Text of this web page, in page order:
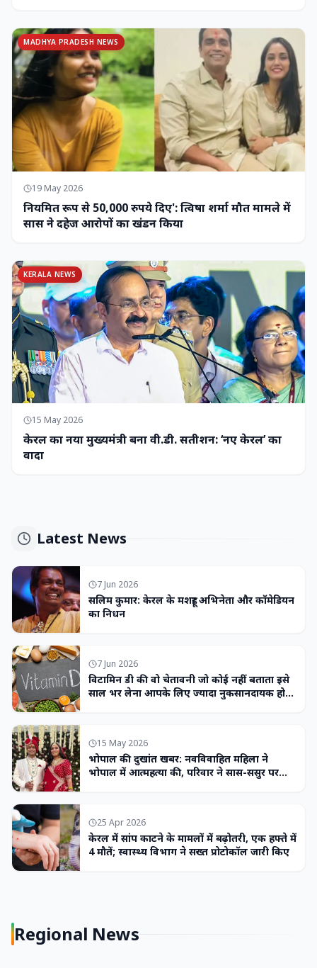
MADHYA PRADESH NEWS
19 May 2026
नियमित रूप से 50,000 रुपये दिए': त्विषा शर्मा मौत मामले में
सास ने दहेज आरोपों का खंडन किया
KERALA NEWS
15 May 2026
केरल का नया मुख्यमंत्री बना वी.डी. सतीशन: ‘नए केरल’ का
वादा
Latest News
7 Jun 2026
सलिम कुमार: केरल के मशहूर अभिनेता और कॉमेडियन
का निधन
7 Jun 2026
विटामिन डी की वो चेतावनी जो कोई नहीं बताता इसे
साल भर लेना आपके लिए ज्यादा नुकसानदायक हो
15 May 2026
भोपाल की दुखांत खबर: नवविवाहित महिला ने
भोपाल में आत्महत्या की, परिवार ने सास-ससुर पर
25 Apr 2026
केरल में सांप काटने के मामलों में बढ़ोतरी, एक हफ्ते में
4 मौतें; स्वास्थ्य विभाग ने सख्त प्रोटोकॉल जारी किए
Regional News